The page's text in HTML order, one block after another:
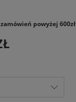
powyżej 600zł